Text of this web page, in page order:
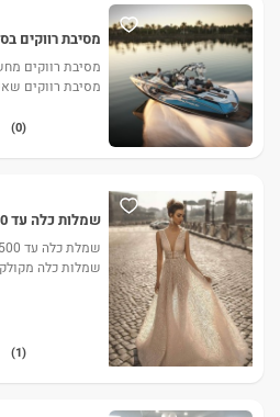
מסיבת רווקים
מסיבת רווקים
מסיבת רווקים
(0)
שמלות כלה עד 9500 ש"ח
שמלות כלה
(1)